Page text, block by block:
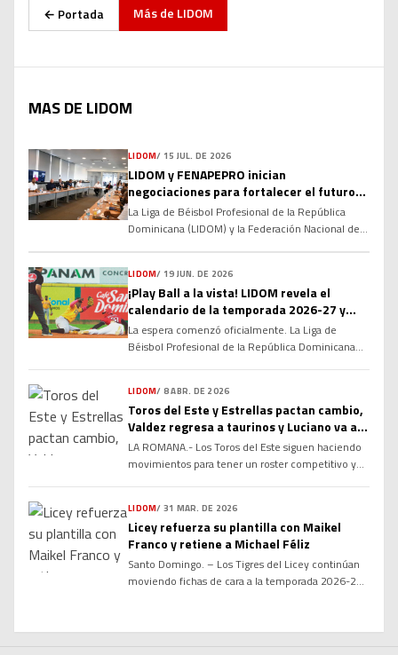
← Portada Más de LIDOM
MAS DE LIDOM
LIDOM/ 15 JUL. DE 2026
LIDOM y FENAPEPRO inician
negociaciones para fortalecer el futuro
del béisbol invernal dominicano
La Liga de Béisbol Profesional de la República
Dominicana (LIDOM) y la Federación Nacional de
Colectivo, marcando el inicio de un proceso de
diálogo que busca consolidar las relaciones
laborales y fortalecer la estructura del béisbol
profesional dominicano de cara a las […]
LIDOM/ 19 JUN. DE 2026
¡Play Ball a la vista! LIDOM revela el
calendario de la temporada 2026-27 y
enciende la cuenta regresiva
La espera comenzó oficialmente. La Liga de
Béisbol Profesional de la República Dominicana
el inicio de la cuenta regresiva para una nueva
temporada cargada de rivalidades, emociones y
grandes expectativas. La serie regular arrancará el
próximo 16 de octubre y concluirá el 22 […]
LIDOM/ 8 ABR. DE 2026
Toros del Este y Estrellas pactan cambio,
Valdez regresa a taurinos y Luciano va a
Estrellas
LA ROMANA.- Los Toros del Este siguen haciendo
movimientos para tener un roster competitivo y
en cambio desde las Estrellas Orientales, por el
jardinero Marco Luciano. Valdez, seleccionado por
los Toros en la ronda tres del Draft de Novatos del
2021, viene de […]
LIDOM/ 31 MAR. DE 2026
Licey refuerza su plantilla con Maikel
Franco y retiene a Michael Féliz
Santo Domingo. – Los Tigres del Licey continúan
moviendo fichas de cara a la temporada 2026-27
relevista Michael Féliz. Franco, de 32 años, llega